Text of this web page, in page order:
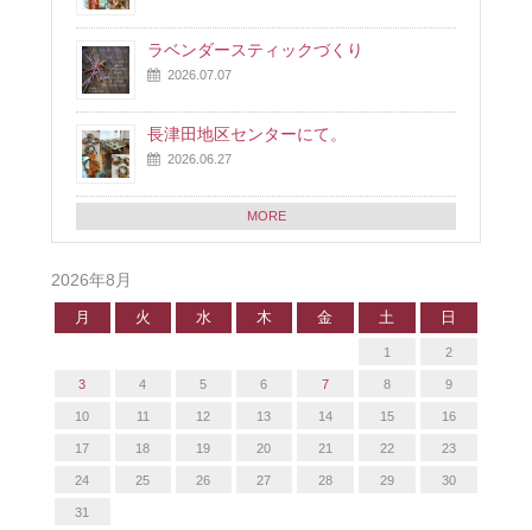
ラベンダースティックづくり
2026.07.07
長津田地区センターにて。
2026.06.27
MORE
2026年8月
月 火 水 木 金 土 日
1 2
3 4 5 6 7 8 9
10 11 12 13 14 15 16
17 18 19 20 21 22 23
24 25 26 27 28 29 30
31